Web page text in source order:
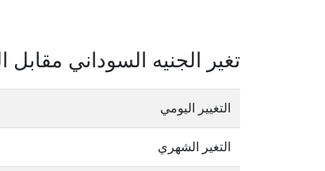
تغير الجنيه السوداني مقابل
التغيير اليومي
التغير الشهري